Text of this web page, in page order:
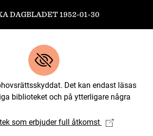
DAGBLADET 1952-01-30
Det kan endast läsas
biblioteket och på ytterligare några
som erbjuder full åtkomst